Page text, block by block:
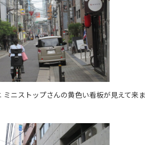
ミニストップさんの黄色い看板が見えて来ま